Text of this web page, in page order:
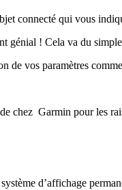
connecté qui vous
génial ! Cela va du
de vos paramètres
de chez Garmin pour les
d’affichage